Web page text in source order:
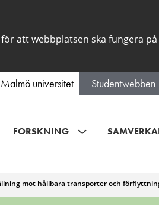
att webbplatsen ska fungera
Malmö universitet Studentwebben
FORSKNING
mot hållbara transporter och